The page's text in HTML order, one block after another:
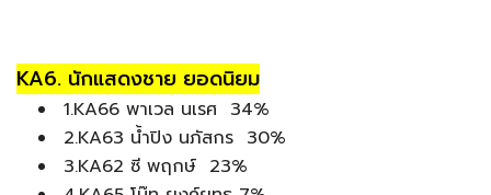
KA6. นักแสดงชาย ยอดนิยม
1.KA66 พาเวล นเรศ 34%
2.KA63 น้ำปิง นภัสกร 30%
3.KA62 ซี พฤกษ์ 23%